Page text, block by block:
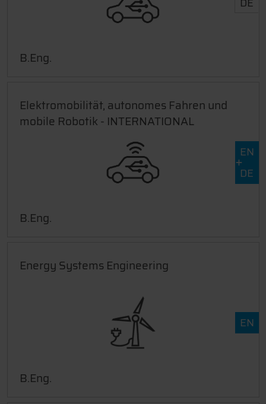
B.Eng.
Elektromobilität, autonomes Fahren und
mobile Robotik - INTERNATIONAL
EN
DE
B.Eng.
Energy Systems Engineering
EN
B.Eng.